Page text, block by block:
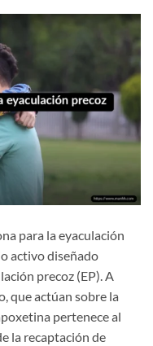
para la eyaculación
activo diseñado
precoz (EP). A
que actúan sobre la
pertenece al
la recaptación de